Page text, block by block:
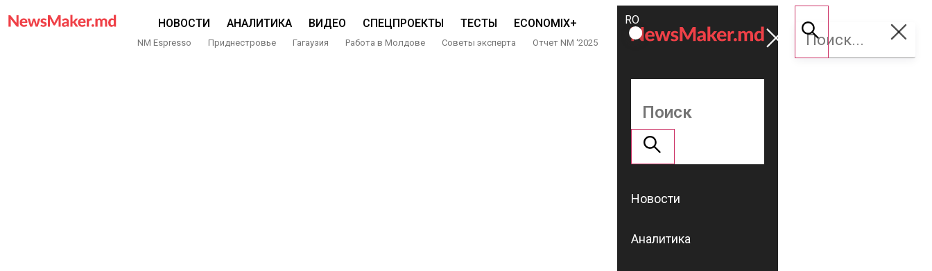
НОВОСТИ АНАЛИТИКА ВИДЕО СПЕЦПРОЕКТЫ ТЕСТЫ ECONOMIX+
NM Espresso Приднестровье Гагаузия Работа в Молдове Советы эксперта Отчет NM ‘2025
ROMÂNĂ
RU
Поддержать
NM
Новости
Аналитика